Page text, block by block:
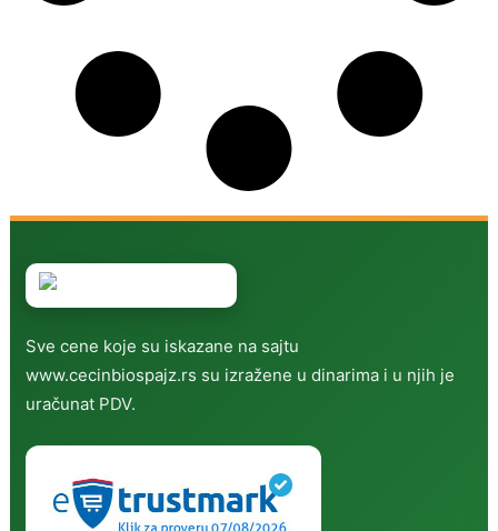
Sve cene koje su iskazane na sajtu
www.cecinbiospajz.rs su izražene u dinarima i u njih je
uračunat PDV.